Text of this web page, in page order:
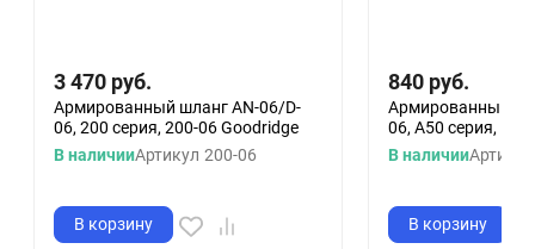
3 470 руб.
Армированный шланг AN-06/D-
06, 200 серия, 200-06 Goodridge
В наличииАртикул 200-06
В корзину
840 руб.
Армированный
06, A50 серия,
В наличииАртикул
В корзину